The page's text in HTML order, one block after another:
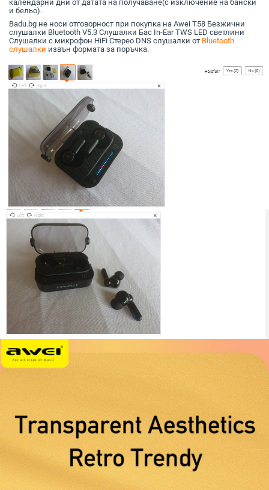
календарни дни от датата на получаване(с изключение на бански
и бельо).
Badu.bg не носи отговорност при покупка на Awei T58 Безжични
слушалки Bluetooth V5.3 Слушалки Бас In-Ear TWS LED светлини
Слушалки с микрофон HiFi Стерео DNS слушалки от Bluetooth
слушалки извън формата за поръчка.